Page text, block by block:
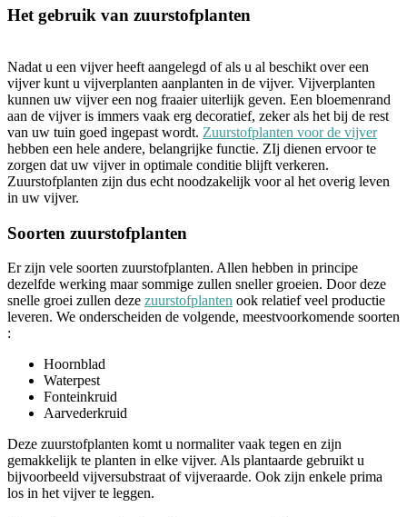
Het gebruik van zuurstofplanten
Nadat u een vijver heeft aangelegd of als u al beschikt over een
vijver kunt u vijverplanten aanplanten in de vijver. Vijverplanten
kunnen uw vijver een nog fraaier uiterlijk geven. Een bloemenrand
aan de vijver is immers vaak erg decoratief, zeker als het bij de rest
van uw tuin goed ingepast wordt. Zuurstofplanten voor de vijver
hebben een hele andere, belangrijke functie. ZIj dienen ervoor te
zorgen dat uw vijver in optimale conditie blijft verkeren.
Zuurstofplanten zijn dus echt noodzakelijk voor al het overig leven
in uw vijver.
Soorten zuurstofplanten
Er zijn vele soorten zuurstofplanten. Allen hebben in principe
dezelfde werking maar sommige zullen sneller groeien. Door deze
snelle groei zullen deze zuurstofplanten ook relatief veel productie
leveren. We onderscheiden de volgende, meestvoorkomende soorten
:
Hoornblad
Waterpest
Fonteinkruid
Aarvederkruid
Deze zuurstofplanten komt u normaliter vaak tegen en zijn
gemakkelijk te planten in elke vijver. Als plantaarde gebruikt u
bijvoorbeeld vijversubstraat of vijveraarde. Ook zijn enkele prima
los in het vijver te leggen.